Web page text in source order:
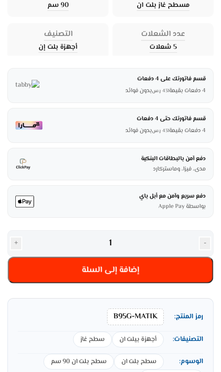
مسطح غاز بلت ان 90 سم
عدد الشعلات
5 شعلات
التصنيف
أجهزة بلت إن
قسم فاتورتك على 4 دفعات
4 دفعات بقيمة
431 ر.سبدون فوائد
قسم فاتورتك حتى 4 دفعات
4 دفعات بقيمة
431 ر.سبدون فوائد
دفع آمن بالبطاقات البنكية
مدى، فيزا، وماستركارد
دفع سريع وآمن مع أبل باي
بواسطة Apple Pay
-
+
إضافة إلى السلة
رمز المنتج: B95G-MATIK
التصنيفات: أجهزة بيلت ان سطح غاز
الوسوم: سطح بلت ان
سطح بلت ان 90 سم